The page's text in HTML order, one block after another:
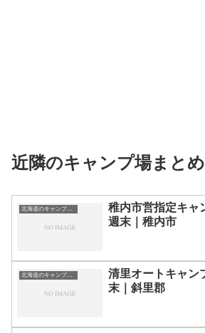
近隣のキャンプ場まとめ
北海道のキャンプ場一覧
稚内市営指定キャ
週末｜稚内市
北海道のキャンプ場一覧
清里オートキャン
末｜斜里郡